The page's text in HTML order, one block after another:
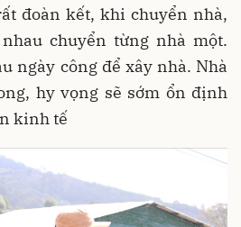
đoàn kết, khi chuyển nhà,
chuyển từng nhà một.
ngày công để xây nhà. Nhà
hy vọng sẽ sớm ổn định
kinh tế